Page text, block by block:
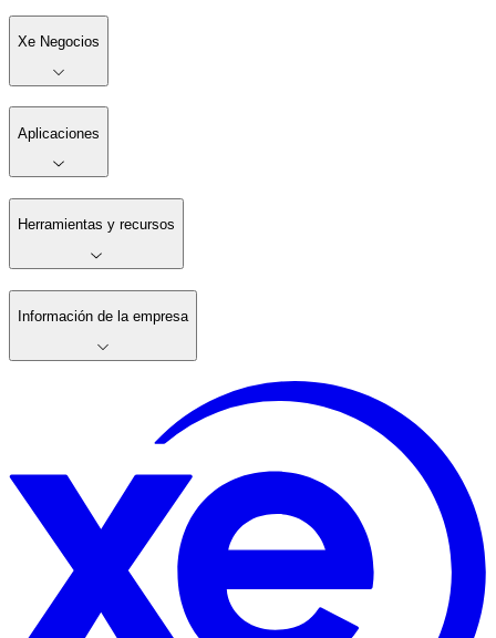
Xe Negocios
Aplicaciones
Herramientas y recursos
Información de la empresa